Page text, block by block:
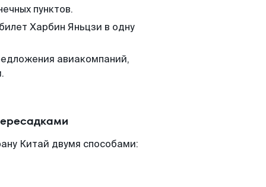
пунктов.
Харбин Яньцзи в одну
авиакомпаний,
Китай двумя способами: